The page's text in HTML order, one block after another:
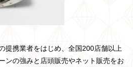
提携業者をはじめ、全国200店舗以上
ンの強みと店頭販売やネット販売をお